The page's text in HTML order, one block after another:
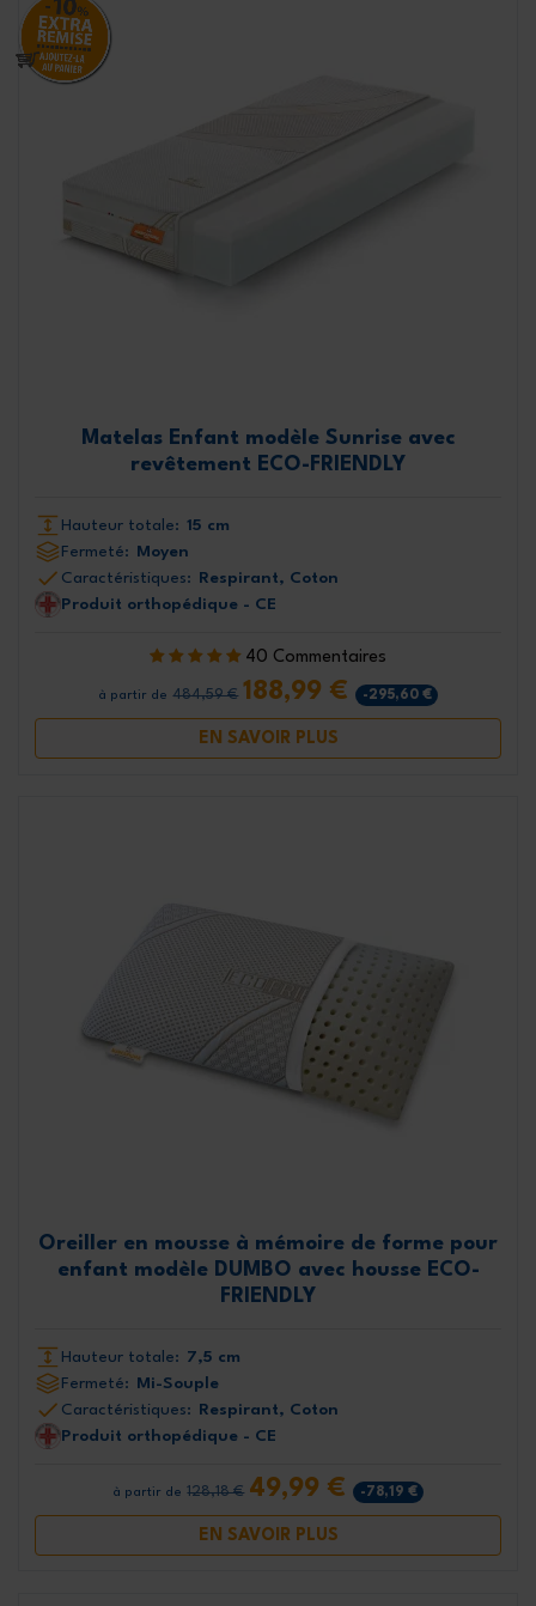
Matelas Enfant modèle Sunrise avec
revêtement ECO-FRIENDLY
Hauteur totale: 15 cm
Fermeté:
Moyen
Caractéristiques:
Respirant, Coton
Produit orthopédique - CE
40 Commentaires
à partir de 484,59 € 188,99 € -295,60 €
EN SAVOIR PLUS
Oreiller en mousse à mémoire de forme pour
enfant modèle DUMBO avec housse ECO-
FRIENDLY
Hauteur totale: 7,5 cm
Fermeté: Mi-Souple
Caractéristiques: Respirant, Coton
Produit orthopédique - CE
à partir de 128,18 € 49,99 € -78,19 €
EN SAVOIR PLUS